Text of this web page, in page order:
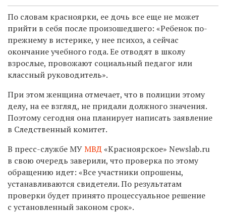
По словам красноярки, ее дочь все еще не может
прийти в себя после произошедшего: «Ребенок по-
прежнему в истерике, у нее психоз, а сейчас
окончание учебного года. Ее отводят в школу
взрослые, провожают социальный педагог или
классный руководитель».
При этом женщина отмечает, что в полиции этому
делу, на ее взгляд, не придали должного значения.
Поэтому сегодня она планирует написать заявление
в Следственный комитет.
В пресс-службе МУМВД«Красноярское» Newslab.ru
в свою очередь заверили, что проверка по этому
обращению идет: «Все участники опрошены,
устанавливаются свидетели. По результатам
проверки будет принято процессуальное решение
с установленный законом срок».